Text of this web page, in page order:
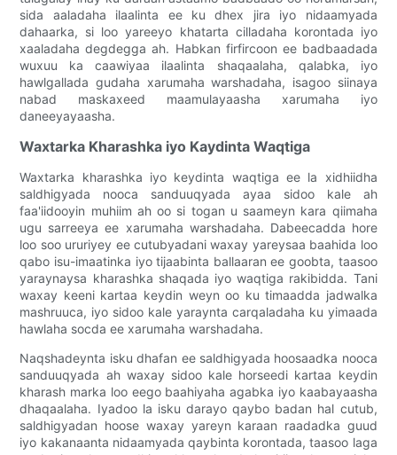
sida aaladaha ilaalinta ee ku dhex jira iyo nidaamyada
dahaarka, si loo yareeyo khatarta cilladaha korontada iyo
xaaladaha degdegga ah. Habkan firfircoon ee badbaadada
wuxuu ka caawiyaa ilaalinta shaqaalaha, qalabka, iyo
hawlgallada gudaha xarumaha warshadaha, isagoo siinaya
nabad maskaxeed maamulayaasha xarumaha iyo
daneeyayaasha.
Waxtarka Kharashka iyo Kaydinta Waqtiga
Waxtarka kharashka iyo keydinta waqtiga ee la xidhiidha
saldhigyada nooca sanduuqyada ayaa sidoo kale ah
faa'iidooyin muhiim ah oo si togan u saameyn kara qiimaha
ugu sarreeya ee xarumaha warshadaha. Dabeecadda hore
loo soo ururiyey ee cutubyadani waxay yareysaa baahida loo
qabo isu-imaatinka iyo tijaabinta ballaaran ee goobta, taasoo
yaraynaysa kharashka shaqada iyo waqtiga rakibidda. Tani
waxay keeni kartaa keydin weyn oo ku timaadda jadwalka
mashruuca, iyo sidoo kale yaraynta carqaladaha ku yimaada
hawlaha socda ee xarumaha warshadaha.
Naqshadeynta isku dhafan ee saldhigyada hoosaadka nooca
sanduuqyada ah waxay sidoo kale horseedi kartaa keydin
kharash marka loo eego baahiyaha agabka iyo kaabayaasha
dhaqaalaha. Iyadoo la isku darayo qaybo badan hal cutub,
saldhigyadan hoose waxay yareyn karaan raadadka guud
iyo kakanaanta nidaamyada qaybinta korontada, taasoo laga